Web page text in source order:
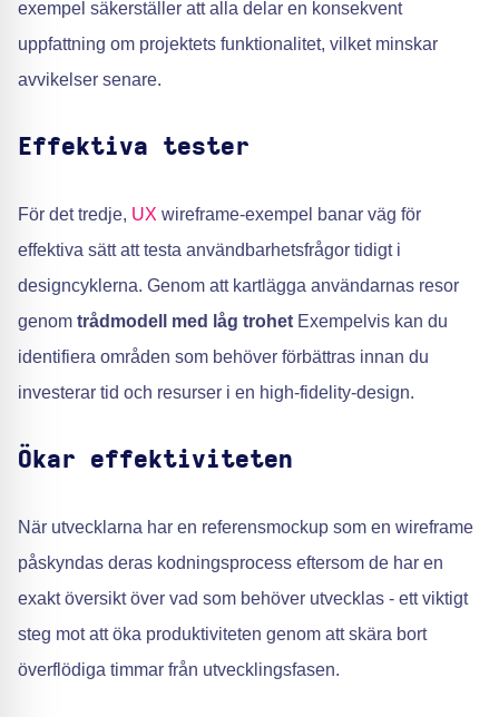
exempel säkerställer att alla delar en konsekvent
uppfattning om projektets funktionalitet, vilket minskar
avvikelser senare.
Effektiva tester
För det tredje, UX wireframe-exempel banar väg för
effektiva sätt att testa användbarhetsfrågor tidigt i
designcyklerna. Genom att kartlägga användarnas resor
genom trådmodell med låg trohet Exempelvis kan du
identifiera områden som behöver förbättras innan du
investerar tid och resurser i en high-fidelity-design.
Ökar effektiviteten
När utvecklarna har en referensmockup som en wireframe
påskyndas deras kodningsprocess eftersom de har en
exakt översikt över vad som behöver utvecklas - ett viktigt
steg mot att öka produktiviteten genom att skära bort
överflödiga timmar från utvecklingsfasen.